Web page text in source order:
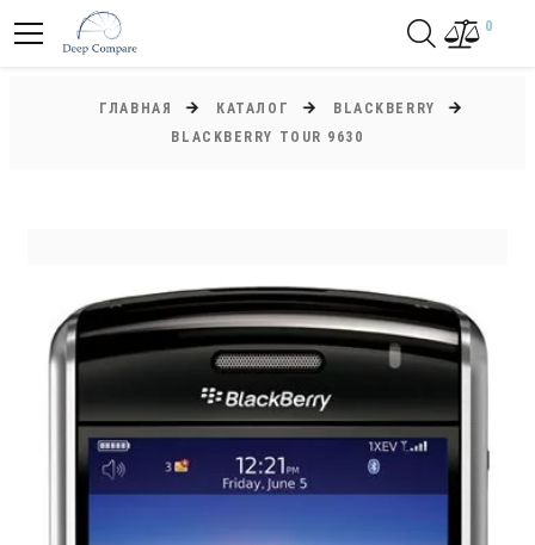
0
ГЛАВНАЯ КАТАЛОГ
BLACKBERRY
BLACKBERRY TOUR 9630